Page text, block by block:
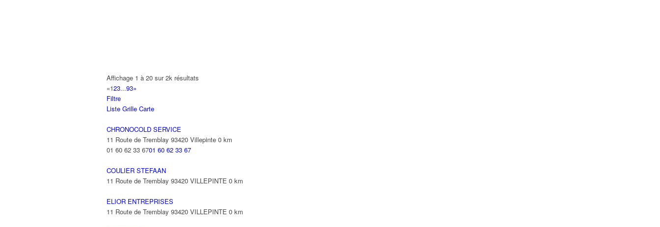
ABBAOUI TOUFIK
10 Allée Georges Gershwin 93420 VILLEPINTE
ABBES SARAH
Affichage 1 à 20 sur 2k résultats
«123...93»
Filtre
Liste Grille Carte
CHRONOCOLD SERVICE
11 Route de Tremblay 93420 Villepinte 0 km
01 60 62 33 6701 60 62 33 67
COULIER STEFAAN
11 Route de Tremblay 93420 VILLEPINTE 0 km
ELIOR ENTREPRISES
11 Route de Tremblay 93420 VILLEPINTE 0 km